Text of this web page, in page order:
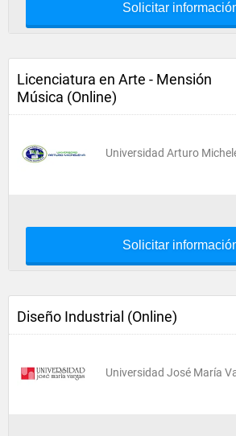
Solicitar
Licenciatura en Arte - Mensión
Música (Online)
Universidad Arturo
Solicitar
Diseño Industrial (Online)
Universidad José María